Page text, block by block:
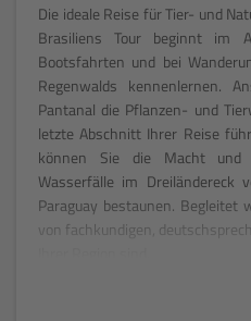
Die ideale Reise für Tier- und
Brasiliens Tour beginnt im
Bootsfahrten und bei
Regenwalds kennenlernen.
Pantanal die Pflanzen- und
letzte Abschnitt Ihrer Reise
können Sie die Macht und
Wasserfälle im Dreiländereck
Paraguay bestaunen. Begleitet
von fachkundigen,